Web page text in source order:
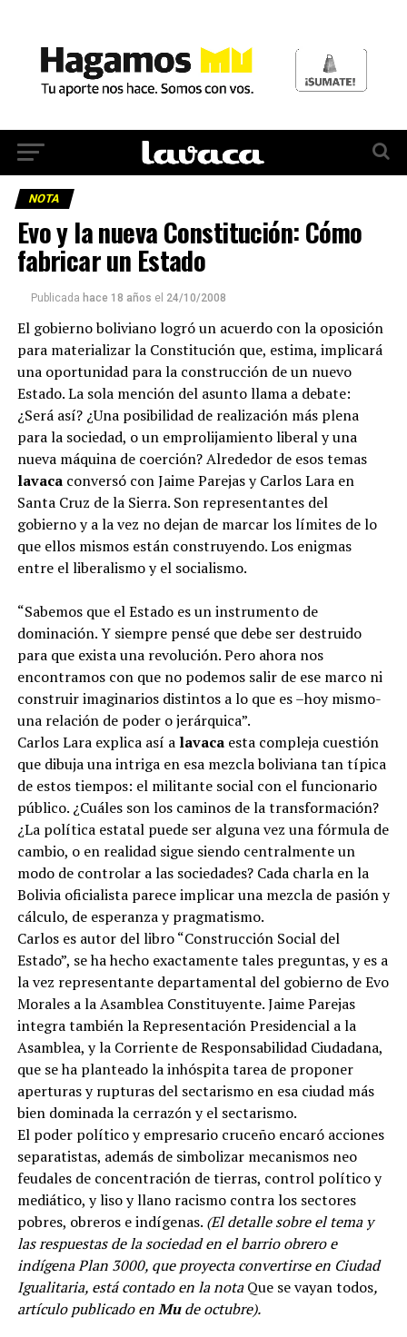
NOTA
Evo y la nueva Constitución: Cómo
fabricar un Estado
Publicada hace 18 años el 24/10/2008
El gobierno boliviano logró un acuerdo con la oposición
para materializar la Constitución que, estima, implicará
una oportunidad para la construcción de un nuevo
Estado. La sola mención del asunto llama a debate:
¿Será así? ¿Una posibilidad de realización más plena
para la sociedad, o un emprolijamiento liberal y una
nueva máquina de coerción? Alrededor de esos temas
lavacaconversó con Jaime Parejas y Carlos Lara en
Santa Cruz de la Sierra. Son representantes del
gobierno y a la vez no dejan de marcar los límites de lo
que ellos mismos están construyendo. Los enigmas
entre el liberalismo y el socialismo.
“Sabemos que el Estado es un instrumento de
dominación. Y siempre pensé que debe ser destruido
para que exista una revolución. Pero ahora nos
encontramos con que no podemos salir de ese marco ni
construir imaginarios distintos a lo que es –hoy mismo-
una relación de poder o jerárquica”.
Carlos Lara explica así a lavacaesta compleja cuestión
que dibuja una intriga en esa mezcla boliviana tan típica
de estos tiempos: el militante social con el funcionario
público. ¿Cuáles son los caminos de la transformación?
¿La política estatal puede ser alguna vez una fórmula de
cambio, o en realidad sigue siendo centralmente un
modo de controlar a las sociedades? Cada charla en la
Bolivia oficialista parece implicar una mezcla de pasión y
cálculo, de esperanza y pragmatismo.
Carlos es autor del libro “Construcción Social del
Estado”, se ha hecho exactamente tales preguntas, y es a
la vez representante departamental del gobierno de Evo
Morales a la Asamblea Constituyente. Jaime Parejas
integra también la Representación Presidencial a la
Asamblea, y la Corriente de Responsabilidad Ciudadana,
que se ha planteado la inhóspita tarea de proponer
aperturas y rupturas del sectarismo en esa ciudad más
bien dominada la cerrazón y el sectarismo.
El poder político y empresario cruceño encaró acciones
separatistas, además de simbolizar mecanismos neo
feudales de concentración de tierras, control político y
mediático, y liso y llano racismo contra los sectores
pobres, obreros e indígenas. (El detalle sobre el tema y
las respuestas de la sociedad en el barrio obrero e
indígena Plan 3000, que proyecta convertirse en Ciudad
Igualitaria, está contado en la notaQue se vayan todos,
artículo publicado enMude octubre).